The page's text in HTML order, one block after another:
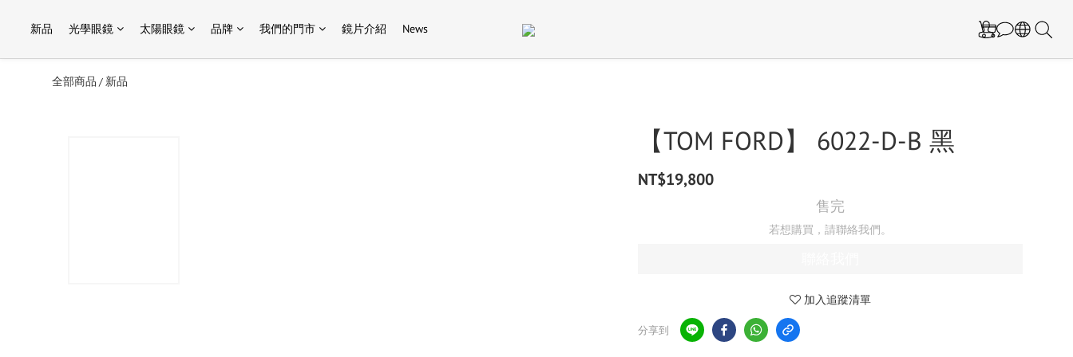
新品 光學眼鏡 太陽眼鏡 品牌 我們的門市 鏡片介紹 News
全部商品 / 新品
【TOM FORD】 6022-D-B 黑
NT$19,800
售完
若想購買，請聯絡我們。
加入追蹤清單
分享到